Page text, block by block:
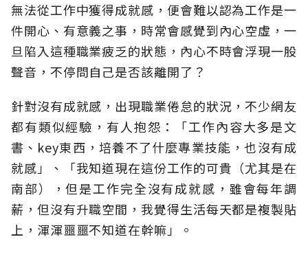
無法從工作中獲得成就感，便會難以認為工作是一
件開心、有意義之事，時常會感覺到內心空虛，一
旦陷入這種職業疲乏的狀態，內心不時會浮現一股
聲音，不停問自己是否該離開了？
針對沒有成就感，出現職業倦怠的狀況，不少網友
都有類似經驗，有人抱怨：「工作內容大多是文
書、key東西，培養不了什麼專業技能，也沒有成
就感」、「我知道現在這份工作的可貴（尤其是在
南部），但是工作完全沒有成就感，雖會每年調
薪，但沒有升職空間，我覺得生活每天都是複製貼
上，渾渾噩噩不知道在幹嘛」。